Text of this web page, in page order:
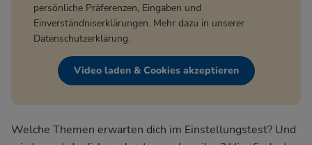
persönliche Präferenzen, Eingaben und
Einverständniserklärungen. Mehr dazu in unserer
Datenschutzerklärung.
Video laden & Cookies akzeptieren
Welche Themen erwarten dich im Einstellungstest? Und